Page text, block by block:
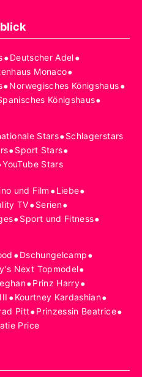
•Deutscher Adel•
Monaco•
•Norwegisches Königshaus•
Königshaus•
Stars•Schlagerstars
•Sport Stars•
YouTube Stars
und Film •Liebe•
TV•Serien•
•Sport und Fitness•
•Dschungelcamp•
Next Topmodel•
•Prinz Harry•
•Kourtney Kardashian•
Pitt•Prinzessin Beatrice•
Price